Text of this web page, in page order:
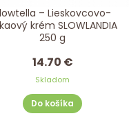
– Lieskovcovo-
krém SLOWLANDIA
250 g
14.70 €
Skladom
Do košíka